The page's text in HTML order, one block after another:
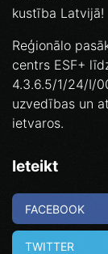
kustība Latvijā!
Reģionālo
centrs ESF+
4.3.6.5/1/24/I/
uzvedības un
ietvaros.
Ieteikt
FACEBOOK
TWITTER